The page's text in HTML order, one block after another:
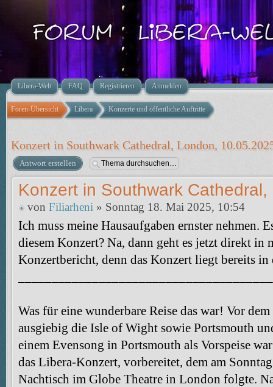
Libera-Welt FAQ Registrieren Anmelden
Foren-Übersicht Libera Konzerte und öffentliche Auftritte
Konzert in Southwark Cathedral, London,
Antwort erstellen
Konzert in Southwark
von Filiarheni » Sonntag 18. Mai 2025, 10:54
Ich muss meine Hausaufgaben ernster nehmen.
diesem Konzert? Na, dann geht es jetzt direkt in
Konzertbericht, denn das Konzert liegt bereits
Was für eine wunderbare Reise das war! Vor
ausgiebig die Isle of Wight sowie Portsmouth
einem Evensong in Portsmouth als Vorspeise
das Libera-Konzert, vorbereitet, dem am
Nachtisch im Globe Theatre in London folgte.